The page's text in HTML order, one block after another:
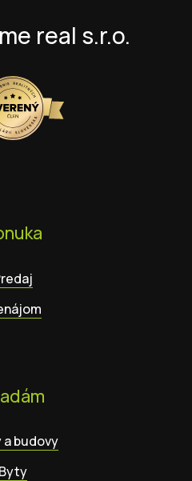
real s.r.o.
a budovy
Byty